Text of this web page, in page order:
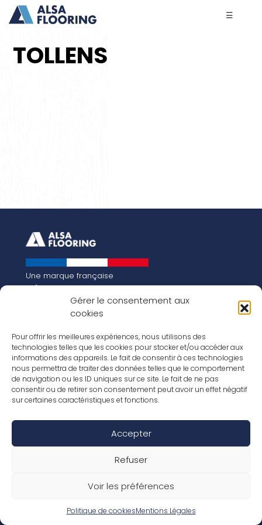
Gérer le consentement aux
cookies
Pour offrir les meilleures expériences, nous utilisons des
technologies telles que les cookies pour stocker et/ou accéder aux
informations des appareils. Le fait de consentir à ces technologies
nous permettra de traiter des données telles que le comportement
de navigation ou les ID uniques sur ce site. Le fait de ne pas
consentir ou de retirer son consentement peut avoir un effet négatif
sur certaines caractéristiques et fonctions.
Accepter
Refuser
Voir les préférences
Politique de cookiesMentions Légales
☰
TOLLENS
Une marque française
Qui sommes-nous
Notre histoire
Les chiffres clés
FR
EN
Nos revêtements
Nos Stratifiés
Nos accessoires
Nos parquets
Conditions de garantie
Déclaration de performance
Politique de confidentialité